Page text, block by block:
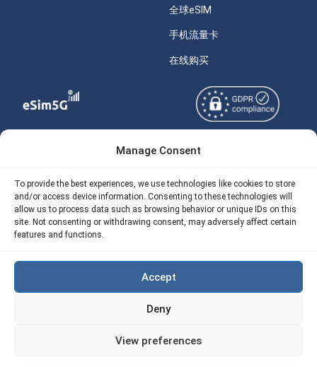
Manage Consent
To provide the best experiences, we use technologies like cookies to store
and/or access device information. Consenting to these technologies will
allow us to process data such as browsing behavior or unique IDs on this
site. Not consenting or withdrawing consent, may adversely affect certain
features and functions.
Accept
Deny
View preferences
全球eSIM
手机流量卡
在线购买
Your Tickets
免费eSIM流量计算器
我们的 API
eSIM5G 退款政策
Copyright © 2026
使用条款
隐私政策
Site Map